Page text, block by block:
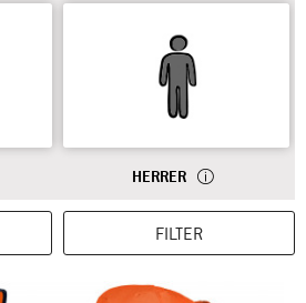
TIL DAMER HAR EN KORTERE
SVARET
HERRER HERRE-
FILTER